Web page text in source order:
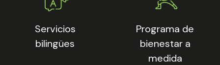
Servicios
bilingües
Programa de
bienestar a
medida